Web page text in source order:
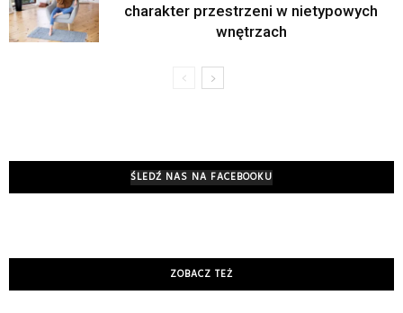
charakter przestrzeni w nietypowych
wnętrzach
ŚLEDŹ NAS NA FACEBOOKU
ZOBACZ TEŻ